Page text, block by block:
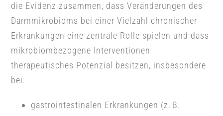
die Evidenz zusammen, dass Veränderungen des
Darmmikrobioms bei einer Vielzahl chronischer
Erkrankungen eine zentrale Rolle spielen und dass
mikrobiombezogene Interventionen
therapeutisches Potenzial besitzen, insbesondere
bei:
gastrointestinalen Erkrankungen (z. B.